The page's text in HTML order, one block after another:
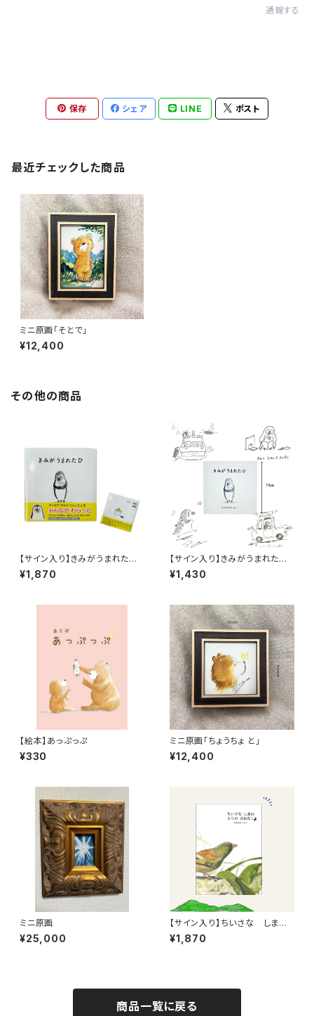
通報する
保存 シェア LINE ポスト
最近チェックした商品
ミニ原画「そとで」
¥12,400
その他の商品
【サイン入り】きみがうまれた
ひ （23㎝角サイズ）
¥1,870
【サイン入り】きみがうまれたひ
(15cm角）
¥1,430
【絵本】あっぷっぷ
¥330
ミニ原画「ちょうちょ と」
¥12,400
ミニ原画
¥25,000
【サイン入り】ちいさな しま
の とりのおはなし
¥1,870
商品一覧に戻る